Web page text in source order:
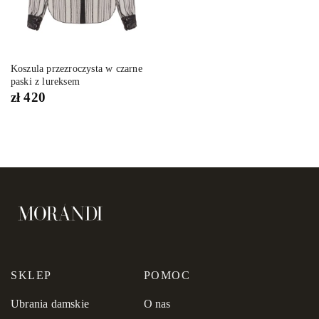
Koszula przezroczysta w czarne
paski z lureksem
zł420
SKLEP
Ubrania damskie
POMOC
O nas